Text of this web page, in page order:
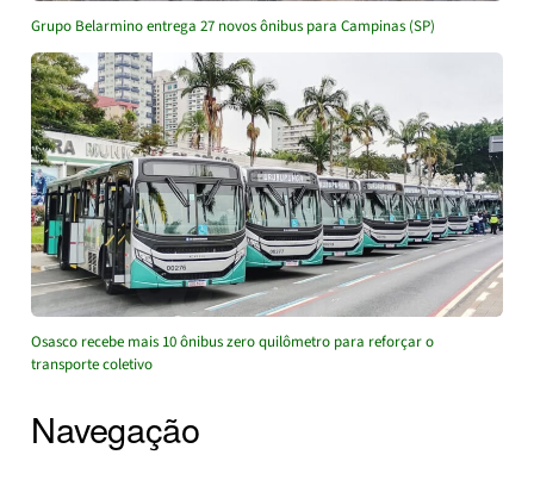
Grupo Belarmino entrega 27 novos ônibus para Campinas (SP)
Osasco recebe mais 10 ônibus zero quilômetro para reforçar o
transporte coletivo
Navegação